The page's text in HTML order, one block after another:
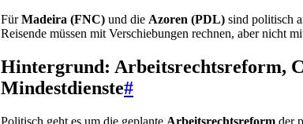
FürMadeira (FNC) und die Azoren (PDL) sind politisch
Reisende müssen mit Verschiebungen rechnen, aber nicht
Hintergrund: Arbeitsrechtsreform,
Mindestdienste#
Politisch geht es um die geplante Arbeitsrechtsreform der